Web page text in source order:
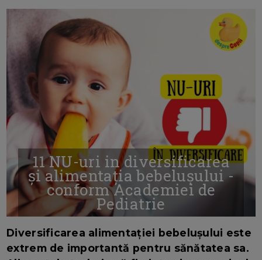
11 NU-uri in diversificarea
și alimentația bebelușului -
conform Academiei de
Pediatrie
Diversificarea alimentației bebelușului este
extrem de importantă pentru sănătatea sa.